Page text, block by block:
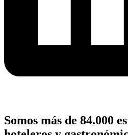
Somos más de 84.000